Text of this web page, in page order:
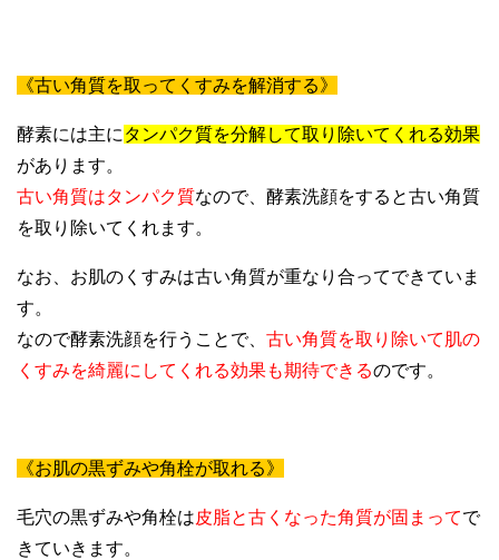
《古い角質を取ってくすみを解消する》
酵素には主に タンパク質を分解して取り除いてくれる効果
があります。
古い角質はタンパク質なので、酵素洗顔をすると古い角質
を取り除いてくれます。
なお、お肌のくすみは古い角質が重なり合ってできていま
す。
なので酵素洗顔を行うことで、 古い角質を取り除いて肌の
くすみを綺麗にしてくれる効果も期待できるのです。
《お肌の黒ずみや角栓が取れる》
毛穴の黒ずみや角栓は皮脂と古くなった角質が固まってで
きていきます。